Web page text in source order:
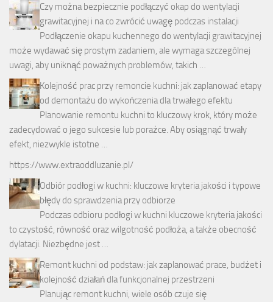
Czy można bezpiecznie podłączyć okap do wentylacji
grawitacyjnej i na co zwrócić uwagę podczas instalacji
Podłączenie okapu kuchennego do wentylacji grawitacyjnej
może wydawać się prostym zadaniem, ale wymaga szczególnej
uwagi, aby uniknąć poważnych problemów, takich …
Kolejność prac przy remoncie kuchni: jak zaplanować etapy
od demontażu do wykończenia dla trwałego efektu
Planowanie remontu kuchni to kluczowy krok, który może
zadecydować o jego sukcesie lub porażce. Aby osiągnąć trwały
efekt, niezwykle istotne …
https://www.extraoddluzanie.pl/
Odbiór podłogi w kuchni: kluczowe kryteria jakości i typowe
błędy do sprawdzenia przy odbiorze
Podczas odbioru podłogi w kuchni kluczowe kryteria jakości
to czystość, równość oraz wilgotność podłoża, a także obecność
dylatacji. Niezbędne jest …
Remont kuchni od podstaw: jak zaplanować prace, budżet i
kolejność działań dla funkcjonalnej przestrzeni
Planując remont kuchni, wiele osób czuje się